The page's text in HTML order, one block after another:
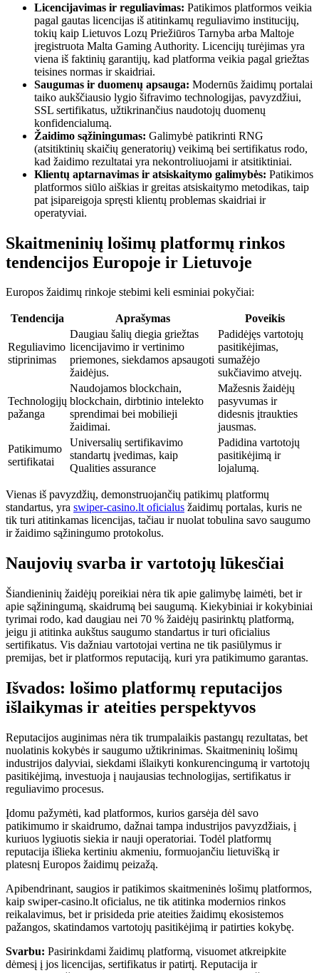
Licencijavimas ir reguliavimas: Patikimos platformos veikia
pagal gautas licencijas iš atitinkamų reguliavimo institucijų,
tokių kaip Lietuvos Lozų Priežiūros Tarnyba arba Maltoje
įregistruota Malta Gaming Authority. Licencijų turėjimas yra
viena iš faktinių garantijų, kad platforma veikia pagal griežtas
teisines normas ir skaidriai.
Saugumas ir duomenų apsauga: Modernūs žaidimų portalai
taiko aukščiausio lygio šifravimo technologijas, pavyzdžiui,
SSL sertifikatus, užtikrinančius naudotojų duomenų
konfidencialumą.
Žaidimo sąžiningumas: Galimybė patikrinti RNG
(atsitiktinių skaičių generatorių) veikimą bei sertifikatus rodo,
kad žaidimo rezultatai yra nekontroliuojami ir atsitiktiniai.
Klientų aptarnavimas ir atsiskaitymo galimybės: Patikimos
platformos siūlo aiškias ir greitas atsiskaitymo metodikas, taip
pat įsipareigoja spręsti klientų problemas skaidriai ir
operatyviai.
Skaitmeninių lošimų platformų rinkos
tendencijos Europoje ir Lietuvoje
Europos žaidimų rinkoje stebimi keli esminiai pokyčiai:
Tendencija Aprašymas Poveikis
Reguliavimo
stiprinimas
Daugiau šalių diegia griežtas
licencijavimo ir vertinimo
priemones, siekdamos apsaugoti
žaidėjus.
Padidėjęs vartotojų
pasitikėjimas,
sumažėjo
sukčiavimo atvejų.
Technologijų
pažanga
Naudojamos blockchain,
blockchain, dirbtinio intelekto
sprendimai bei mobilieji
žaidimai.
Mažesnis žaidėjų
pasyvumas ir
didesnis įtraukties
jausmas.
Patikimumo
sertifikatai
Universalių sertifikavimo
standartų įvedimas, kaip
Qualities assurance
Padidina vartotojų
pasitikėjimą ir
lojalumą.
Vienas iš pavyzdžių, demonstruojančių patikimų platformų
standartus, yra swiper-casino.lt oficialus žaidimų portalas, kuris ne
tik turi atitinkamas licencijas, tačiau ir nuolat tobulina savo saugumo
ir žaidimo sąžiningumo protokolus.
Naujovių svarba ir vartotojų lūkesčiai
Šiandieninių žaidėjų poreikiai nėra tik apie galimybę laimėti, bet ir
apie sąžiningumą, skaidrumą bei saugumą. Kiekybiniai ir kokybiniai
tyrimai rodo, kad daugiau nei 70 % žaidėjų pasirinktų platformą,
jeigu ji atitinka aukštus saugumo standartus ir turi oficialius
sertifikatus. Vis dažniau vartotojai vertina ne tik pasiūlymus ir
premijas, bet ir platformos reputaciją, kuri yra patikimumo garantas.
Išvados: lošimo platformų reputacijos
išlaikymas ir ateities perspektyvos
Reputacijos auginimas nėra tik trumpalaikis pastangų rezultatas, bet
nuolatinis kokybės ir saugumo užtikrinimas. Skaitmeninių lošimų
industrijos dalyviai, siekdami išlaikyti konkurencingumą ir vartotojų
pasitikėjimą, investuoja į naujausias technologijas, sertifikatus ir
reguliavimo procesus.
Įdomu pažymėti, kad platformos, kurios garsėja dėl savo
patikimumo ir skaidrumo, dažnai tampa industrijos pavyzdžiais, į
kuriuos lygiuotis siekia ir nauji operatoriai. Todėl platformų
reputacija išlieka kertiniu akmeniu, formuojančiu lietuvišką ir
platesnį Europos žaidimų peizažą.
Apibendrinant, saugios ir patikimos skaitmeninės lošimų platformos,
kaip swiper-casino.lt oficialus, ne tik atitinka modernios rinkos
reikalavimus, bet ir prisideda prie ateities žaidimų ekosistemos
pažangos, skatindamos vartotojų pasitikėjimą ir patirties kokybę.
Svarbu: Pasirinkdami žaidimų platformą, visuomet atkreipkite
dėmesį į jos licencijas, sertifikatus ir patirtį. Reputacija ir